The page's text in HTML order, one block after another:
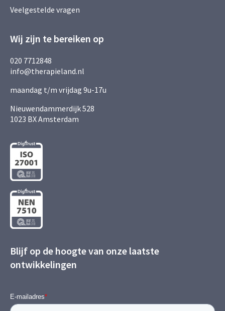
Veelgestelde vragen
Wij zijn te bereiken op
020 7712848
info@therapieland.nl
maandag t/m vrijdag 9u-17u
Nieuwendammerdijk 528
1023 BX Amsterdam
Blijf op de hoogte van onze laatste
ontwikkelingen